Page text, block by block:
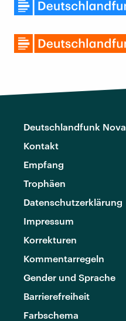
Deutschlandfunk Nova
Kontakt
Empfang
Trophäen
Datenschutzerklärung
Impressum
Korrekturen
Kommentarregeln
Gender und Sprache
Barrierefreiheit
Farbschema